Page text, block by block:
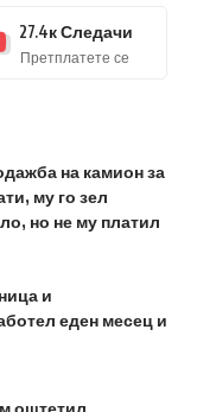
27.4кСледачи
Претплатете се
на камион за
му го зел
но не му платил
и
еден месец и
оштетил